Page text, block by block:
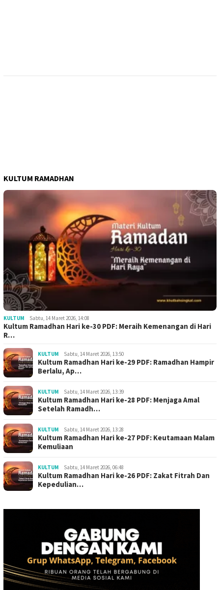
KULTUM RAMADHAN
KULTUM Sabtu, 14 Maret 2026, 14:08
Kultum Ramadhan Hari ke-30 PDF: Meraih Kemenangan di Hari
R…
KULTUM Sabtu, 14 Maret 2026, 13:50
Kultum Ramadhan Hari ke-29 PDF: Ramadhan Hampir
Berlalu, Ap…
KULTUM Sabtu, 14 Maret 2026, 13:39
Kultum Ramadhan Hari ke-28 PDF: Menjaga Amal
Setelah Ramadh…
KULTUM Sabtu, 14 Maret 2026, 13:28
Kultum Ramadhan Hari ke-27 PDF: Keutamaan Malam
Kemuliaan
KULTUM Sabtu, 14 Maret 2026, 06:48
Kultum Ramadhan Hari ke-26 PDF: Zakat Fitrah Dan
Kepedulian…